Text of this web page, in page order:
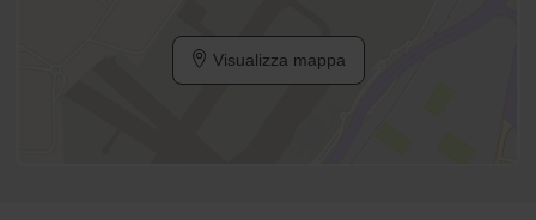
Visualizza mappa